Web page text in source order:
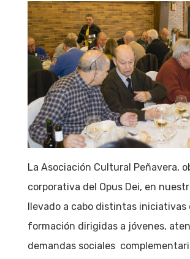
La Asociación Cultural Peñavera,
corporativa del Opus Dei, en
llevado a cabo distintas iniciativas
formación dirigidas a jóvenes,
demandas sociales